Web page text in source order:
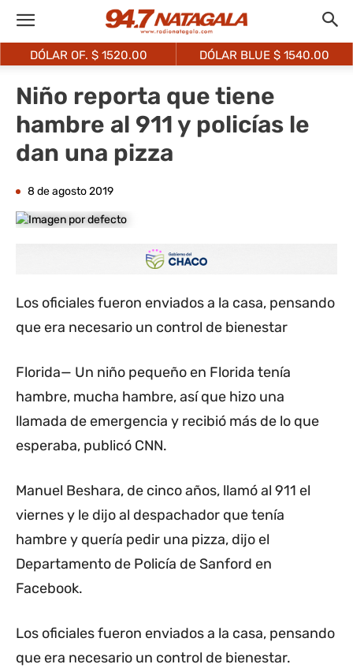
DÓLAR OF. $ 1520.00 DÓLAR BLUE $ 1540.00
Niño reporta que tiene
hambre al 911 y policías le
dan una pizza
8 de agosto 2019
Los oficiales fueron enviados a la casa, pensando
que era necesario un control de bienestar
Florida— Un niño pequeño en Florida tenía
hambre, mucha hambre, así que hizo una
llamada de emergencia y recibió más de lo que
esperaba, publicó CNN.
Manuel Beshara, de cinco años, llamó al 911 el
viernes y le dijo al despachador que tenía
hambre y quería pedir una pizza, dijo el
Departamento de Policía de Sanford en
Facebook.
Los oficiales fueron enviados a la casa, pensando
que era necesario un control de bienestar.